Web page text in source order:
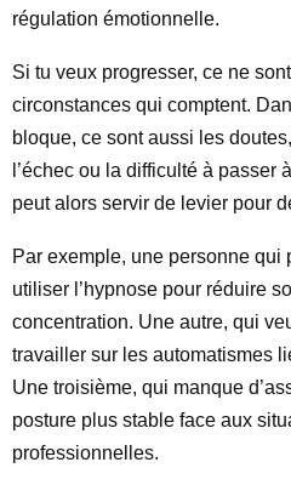
régulation émotionnelle.
Si tu veux progresser, ce ne
circonstances qui comptent.
bloque, ce sont aussi les
l’échec ou la difficulté à passer
peut alors servir de levier pour
Par exemple, une personne qui
utiliser l’hypnose pour réduire
concentration. Une autre, qui
travailler sur les automatismes
Une troisième, qui manque
posture plus stable face aux
professionnelles.